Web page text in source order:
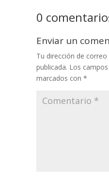
0
Enviar un
Tu dirección de
publicada. Los
marcados con *